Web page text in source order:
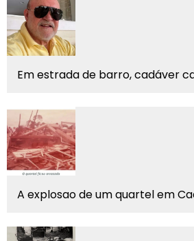
Em estrada de barro, cadáver
A explosao de um quartel em